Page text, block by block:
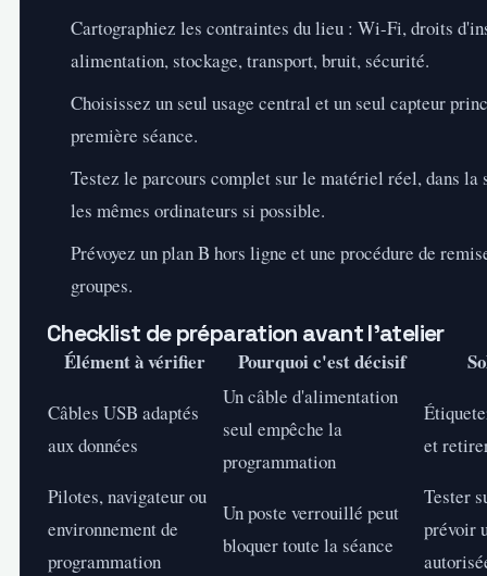
Cartographiez les contraintes du lieu : Wi-Fi, droits
alimentation, stockage, transport, bruit, sécurité.
Choisissez un seul usage central et un seul capteur
première séance.
Testez le parcours complet sur le matériel réel, dans la
les mêmes ordinateurs si possible.
Prévoyez un plan B hors ligne et une procédure de
groupes.
Checklist de préparation avant l'atelier
Élément à vérifier Pourquoi c'est décisif
Câbles USB adaptés
aux données
Un câble d'alimentation
seul empêche la
programmation
et
Pilotes, navigateur ou
environnement de
programmation
Un poste verrouillé peut
bloquer toute la séance
Tester
prévoir